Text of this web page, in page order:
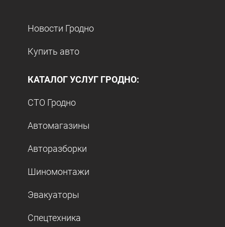
Новости Гродно
Купить авто
КАТАЛОГ УСЛУГ ГРОДНО:
СТО Гродно
Автомагазины
Авторазборки
Шиномонтажи
Эвакуаторы
Спецтехника